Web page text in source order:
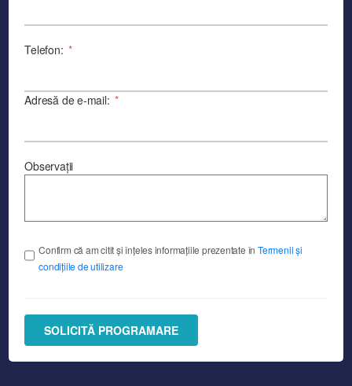
Telefon: *
Adresă de e-mail: *
Observații
Confirm că am citit și înțeles informațiile prezentate înTermenii și
condițiile de utilizare
SOLICITĂ PROGRAMARE